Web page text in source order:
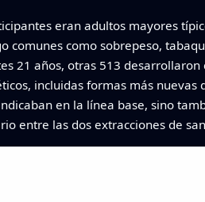
eran adultos mayores
comunes como sobrepeso,
21 años, otras 513
incluidas formas más
en la línea base, sino
entre las dos extracciones de